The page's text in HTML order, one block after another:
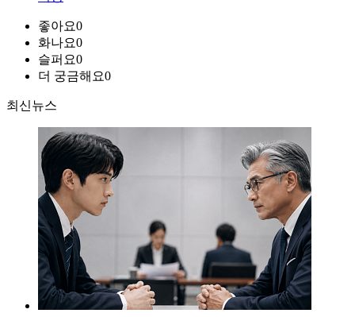
좋아요0
화나요0
슬퍼요0
더 궁금해요0
최신뉴스